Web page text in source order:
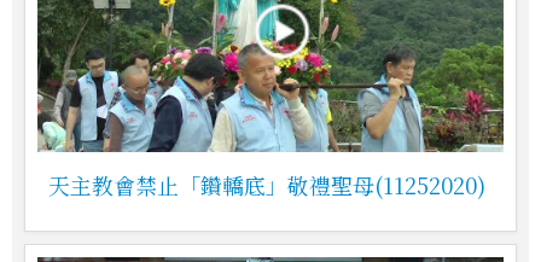
天主教會禁止「鑽轎底」敬禮聖母(11252020)